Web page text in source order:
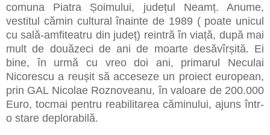
comuna Piatra Șoimului, județul Neamț. Anume,
vestitul cămin cultural înainte de 1989 ( poate unicul
cu sală-amfiteatru din județ) reintră în viață, după mai
mult de douăzeci de ani de moarte desăvîrșită. Ei
bine, în urmă cu vreo doi ani, primarul Neculai
Nicorescu a reușit să acceseze un proiect european,
prin GAL Nicolae Roznoveanu, în valoare de 200.000
Euro, tocmai pentru reabilitarea căminului, ajuns într-
o stare deplorabilă.